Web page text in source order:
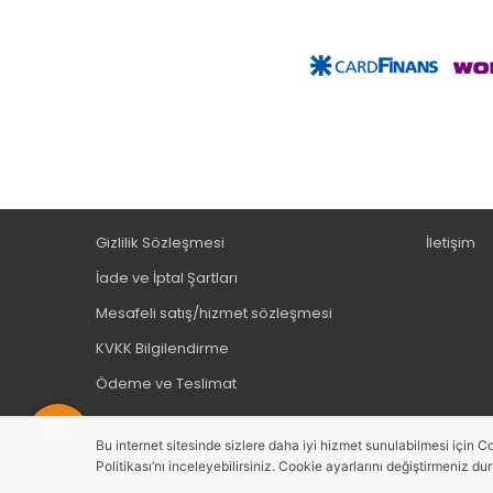
Gizlilik Sözleşmesi
İade ve İptal Şartları
Mesafeli satış/hizmet sözleşmesi
KVKK Bilgilendirme
Ödeme ve Teslimat
İletişim
Bu internet sitesinde sizlere daha iyi hizmet sunulabilmesi için
Politikası’nı inceleyebilirsiniz. Cookie ayarlarını değiştirmeniz